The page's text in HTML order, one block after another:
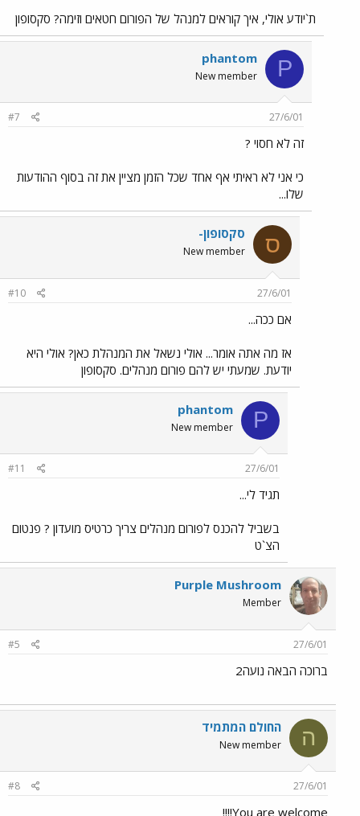
ת`יודע אולי, איך קוראים למנהל של הפורום חטאים וזימה? סקסופון
P
phantom
New member
27/6/01
#7
זה לא חסוי ?
כי אני לא ראיתי אף אחד שכל הזמן מציין את זה בסוף ההודעות
שלו...
ס סקסופון-
New member
27/6/01
#10
אם ככה...
אז מה אתה אומר... אולי נשאל את המנהלת כאן? אולי היא
יודעת. שמעתי יש להם פורום מנהלים. סקסופון
P
phantom
New member
27/6/01
#11
תגיד לי...
בשביל להכנס לפורום מנהלים צריך כרטיס מועדון ? פנטום
הצ`ט
Purple Mushroom
Member
27/6/01
#5
ברוכה הבאה נועה2
ה החולם המתמיד
New member
27/6/01
#8
You are welcome!!!!